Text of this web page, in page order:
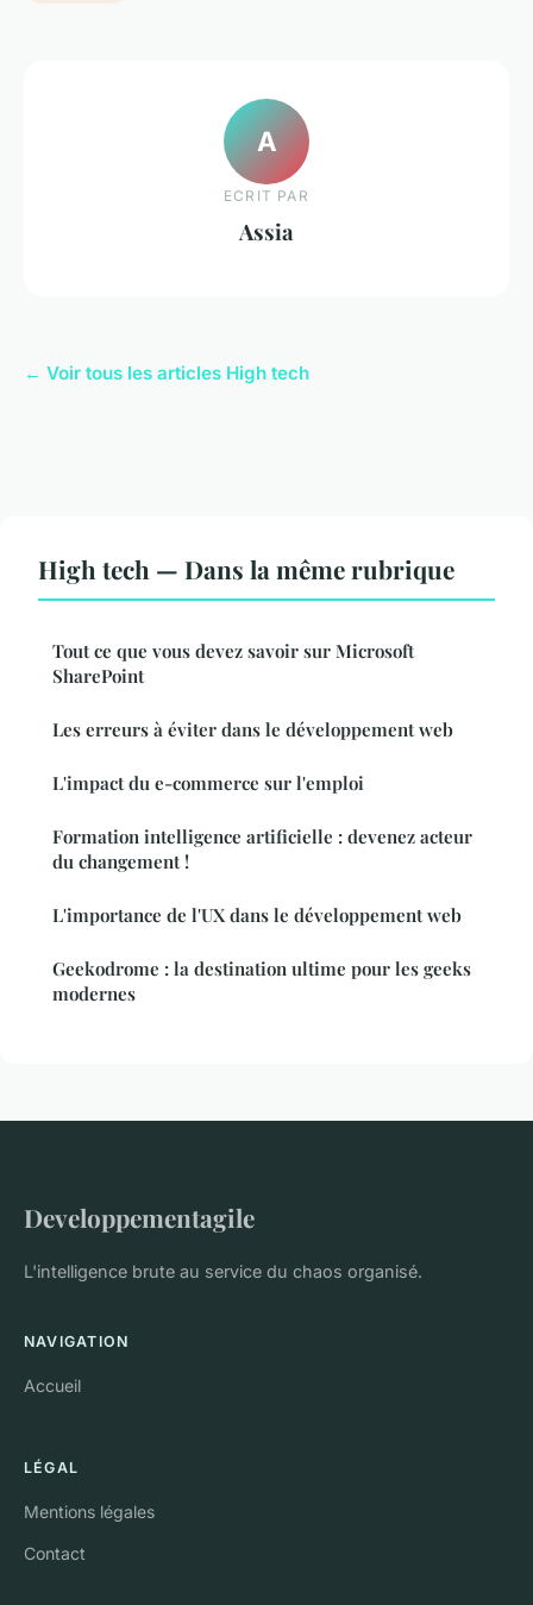
A
ECRIT PAR
Assia
← Voir tous les articles High tech
High tech — Dans la même rubrique
Tout ce que vous devez savoir sur Microsoft
SharePoint
Les erreurs à éviter dans le développement web
L'impact du e-commerce sur l'emploi
Formation intelligence artificielle : devenez acteur
du changement !
L'importance de l'UX dans le développement web
Geekodrome : la destination ultime pour les geeks
modernes
Developpementagile
L'intelligence brute au service du chaos organisé.
NAVIGATION
Accueil
LÉGAL
Mentions légales
Contact